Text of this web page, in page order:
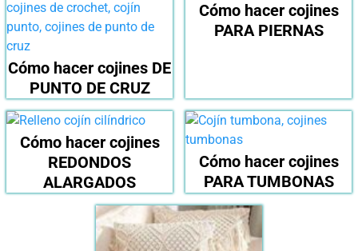
Cómo hacer cojines DE
PUNTO DE CRUZ
Cómo hacer cojines
PARA PIERNAS
Cómo hacer cojines
REDONDOS
ALARGADOS
Cómo hacer cojines
PARA TUMBONAS